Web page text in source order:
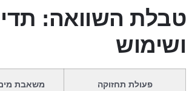
טבלת השוואה:
ושימוש
פעולת תחזוקה משאבת